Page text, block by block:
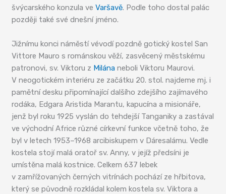
švýcarského konzula veVaršavě. Podle toho dostal palác
později také své dnešní jméno.
Jižnímu konci náměstí vévodí pozdně gotický kostel San
Vittore Mauro s románskou věží, zasvěcený městskému
patronovi, sv. Viktoru z Milána neboli Viktoru Maurovi.
V neogotickém interiéru ze začátku 20. stol. najdeme mj. i
pamětní desku připomínající dalšího zdejšího zajímavého
rodáka, Edgara Aristida Marantu, kapucína a misionáře,
jenž byl roku 1925 vyslán do tehdejší Tanganiky a zastával
ve východní Africe různé církevní funkce včetně toho, že
byl v letech 1953–1968 arcibiskupem v Dáresalámu. Vedle
kostela stojí malá oratoř sv. Anny, v jejíž předsíni je
umístěna malá kostnice. Celkem 637 lebek
v zamřížovaných černých vitrínách pochází ze hřbitova,
který se původně rozkládal kolem kostela sv. Viktora a